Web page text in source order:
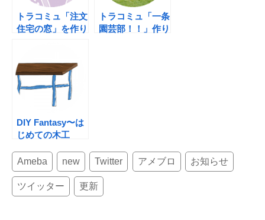
k
トラコミュ「注文
住宅の窓」を作り
トラコミュ「一条
園芸部！！」作り
DIY Fantasy〜は
じめての木工
グ。
Ameba new Twitter アメブロ お知らせ
ツイッター 更新